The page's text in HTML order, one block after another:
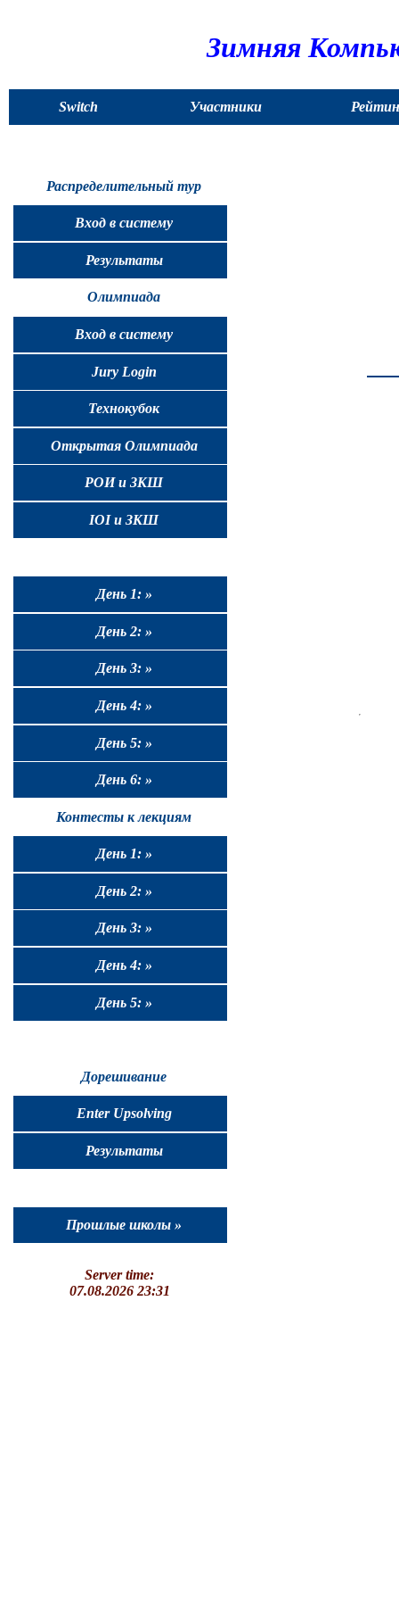
Зимняя
Switch
Участники
Распределительный тур
Вход в систему
Результаты
Олимпиада
Вход в систему
Jury Login
Технокубок
Открытая Олимпиада
РОИ и ЗКШ
IOI и ЗКШ
День 1: »
День 2: »
День 3: »
День 4: »
День 5: »
День 6: »
Контесты к лекциям
День 1: »
День 2: »
День 3: »
День 4: »
День 5: »
Дорешивание
Enter Upsolving
Результаты
Прошлые школы »
Server time:
07.08.2026 23:31